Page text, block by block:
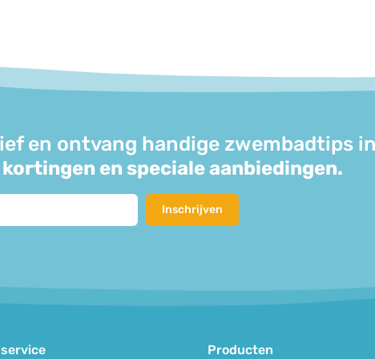
en ontvang handige zwembadtips
kortingen en speciale aanbiedingen.
Inschrijven
Producten